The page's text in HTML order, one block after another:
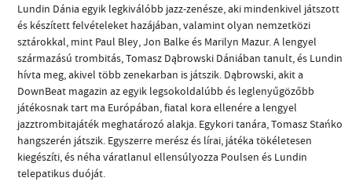
Lundin Dánia egyik legkiválóbb jazz-zenésze, aki mindenkivel játszott
és készített felvételeket hazájában, valamint olyan nemzetközi
sztárokkal, mint Paul Bley, Jon Balke és Marilyn Mazur. A lengyel
származású trombitás, Tomasz Dąbrowski Dániában tanult, és Lundin
hívta meg, akivel több zenekarban is játszik. Dąbrowski, akit a
DownBeat magazin az egyik legsokoldalúbb és leglenyűgözőbb
játékosnak tart ma Európában, fiatal kora ellenére a lengyel
jazztrombitajáték meghatározó alakja. Egykori tanára, Tomasz Stańko
hangszerén játszik. Egyszerre merész és lírai, játéka tökéletesen
kiegészíti, és néha váratlanul ellensúlyozza Poulsen és Lundin
telepatikus duóját.